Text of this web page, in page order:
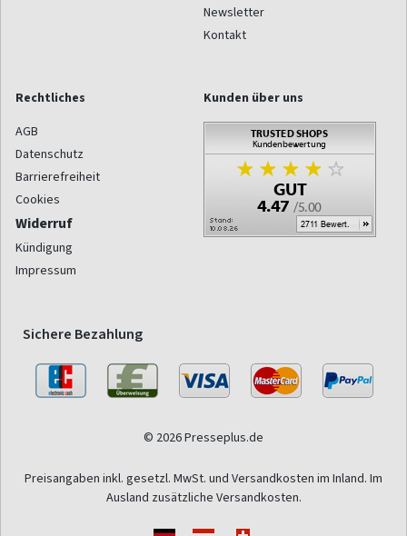
Newsletter
Kontakt
Rechtliches
AGB
Datenschutz
Barrierefreiheit
Cookies
Widerruf
Kündigung
Impressum
Kunden über uns
Sichere Bezahlung
© 2026 Presseplus.de
Preisangaben inkl. gesetzl. MwSt. und Versandkosten im Inland. Im
Ausland zusätzliche Versandkosten.